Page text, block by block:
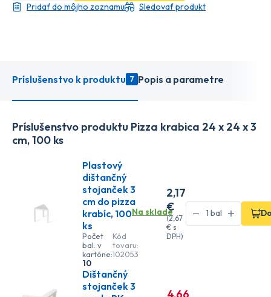
Pridať do môjho zoznamu Sledovať produkt
Príslušenstvo k produktu 7 Popis a parametre
Príslušenstvo produktu Pizza krabica 24 x 24 x 3
cm, 100 ks
Plastový
dištančný
stojanček 3
cm do pizza
krabíc, 100
ks
Počet
bal. v
kartóne:
10
Kód
tovaru:
102053
Na sklade
2,17
€
(2,67
€ s
DPH)
Dištančný
stojanček 3
4,66